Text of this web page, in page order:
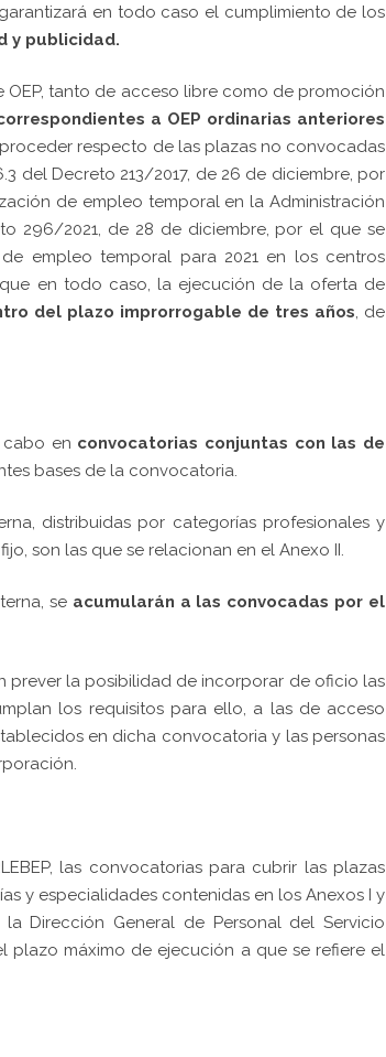
en todo caso el cumplimiento de los
y publicidad.
tanto de acceso libre como de promoción
a OEP ordinarias anteriores
respecto de las plazas no convocadas
del Decreto 213/2017, de 26 de diciembre, por
de empleo temporal en la Administración
296/2021, de 28 de diciembre, por el que se
empleo temporal para 2021 en los centros
en todo caso, la ejecución de la oferta de
del plazo improrrogable de tres años , de
cabo en convocatorias conjuntas con las de
bases de la convocatoria.
distribuidas por categorías profesionales y
son las que se relacionan en el Anexo II.
seacumularán a las convocadas por el
la posibilidad de incorporar de oficio las
los requisitos para ello, a las de acceso
en dicha convocatoria y las personas
las convocatorias para cubrir las plazas
y especialidades contenidas en los Anexos I y
Dirección General de Personal del Servicio
plazo máximo de ejecución a que se refiere el